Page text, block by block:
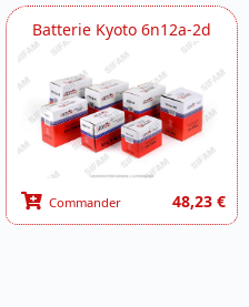
Batterie Kyoto 6n12a-2d
Commander 48,23 €